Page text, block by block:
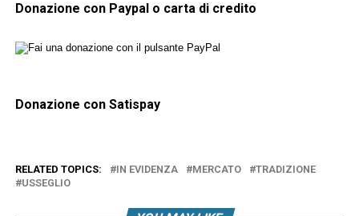
Donazione con Paypal o carta di credito
Donazione con Satispay
RELATED TOPICS: IN EVIDENZA MERCATO
TRADIZIONE
USSEGLIO